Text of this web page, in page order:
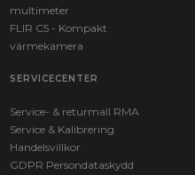
multimeter
FLIR C5 - Kompakt
värmekamera
SERVICECENTER
Service- & returmall RMA
Service & Kalibrering
Handelsvillkor
GDPR Persondataskydd